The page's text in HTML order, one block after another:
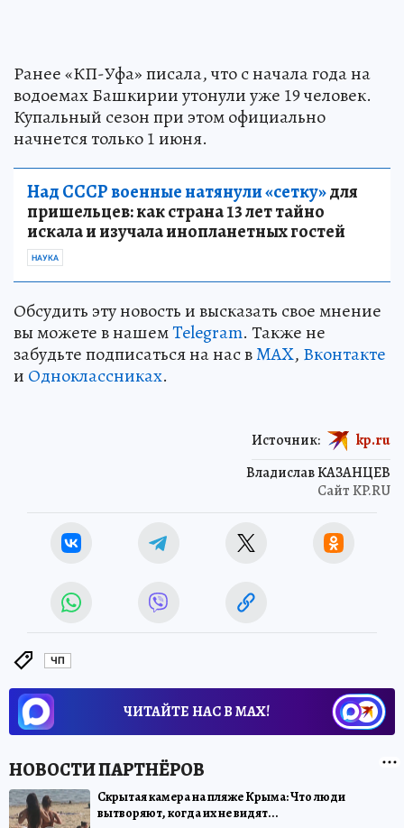
Ранее «КП-Уфа» писала, что с начала года на
водоемах Башкирии утонули уже 19 человек.
Купальный сезон при этом официально
начнется только 1 июня.
Над СССР военные натянули «сетку»для
пришельцев: как страна 13 лет тайно
искала и изучала инопланетных гостей
НАУКА
Обсудить эту новость и высказать свое мнение
вы можете в нашемTelegram. Также не
забудьте подписаться на нас вMAX, Вконтакте
и Одноклассниках.
Владислав КАЗАНЦЕВ
Сайт KP.RU
Источник: kp.ru
ЧП
ЧИТАЙТЕ НАС В МАХ!
Скрытая камера на пляже Крыма: Что люди
вытворяют, когда их не видят...